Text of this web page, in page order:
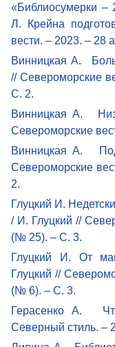
«Библиосумерки
Л. Крейна
вести. – 2023. – 28
Винницкая А.
// Североморские
С. 2.
Винницкая А.
Североморские
Винницкая А.
Североморские
2.
Глуцкий И.
/ И. Глуцкий //
(№ 25). – С. 3.
Глуцкий И. От
Глуцкий //
(№ 6). – С. 3.
Герасенко А.
Северный стиль. –